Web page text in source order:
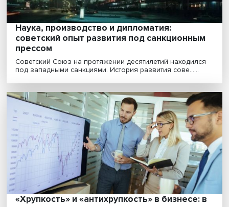
Антироссийские санкции в действии: «мир
переходит в режим высокой инфляции»
Ограничительные меры в отношении России
процессы, вызванные резким ростом денежной